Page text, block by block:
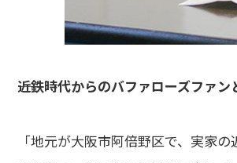
――近鉄時代からのバファローズファ
「地元が大阪市阿倍野区で、実家